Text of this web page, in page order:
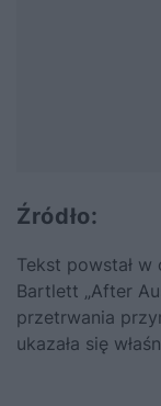
Źródło:
Tekst powstał
Bartlett „After
przetrwania
ukazała się